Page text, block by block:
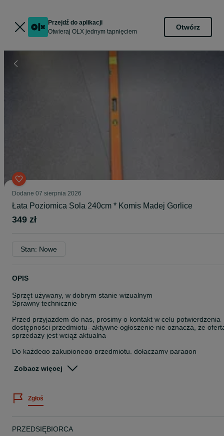
Przejdź do aplikacji
Otwieraj OLX jednym tapnięciem
Otwórz
Dodane 07 sierpnia 2026
Łata Poziomica Sola 240cm * Komis Madej Gorlice
349 zł
Stan: Nowe
OPIS
Sprzęt używany, w dobrym stanie wizualnym
Sprawny technicznie
Przed przyjazdem do nas, prosimy o kontakt w celu potwierdzenia
dostępności przedmiotu- aktywne ogłoszenie nie oznacza, że
sprzedaży jest wciąż aktualna
Do każdego zakupionego przedmiotu, dołączamy paragon
faktury ,,Procedura Marży-Towary Używane"
Zapraszamy również do obejrzenia przedmiotu, oraz odbioru
ul.Biecka 9
Zobacz więcej
Zgłoś
PRZEDSIĘBIORCA